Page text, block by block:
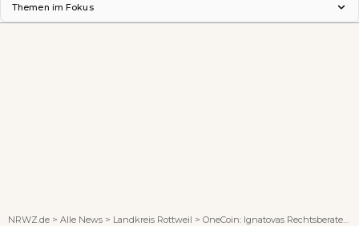
Themen im Fokus
NRWZ.de > Alle News > Landkreis Rottweil > OneCoin: Ignatovas Rechtsberaterin Dilkinska bekennt sich schuldig